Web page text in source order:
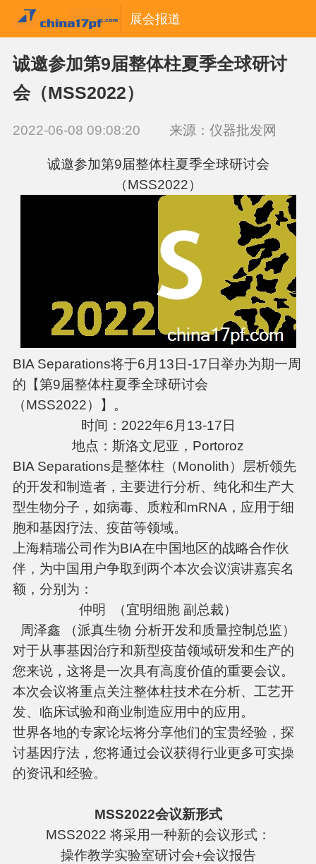
展会报道
诚邀参加第9届整体柱夏季全球研讨
会（MSS2022）
2022-06-08 09:08:20 来源：仪器批发网
诚邀参加第9届整体柱夏季全球研讨会
（MSS2022）
BIA Separations将于6月13日-17日举办为期一周
的【第9届整体柱夏季全球研讨会
（MSS2022）】。
时间：2022年6月13-17日
地点：斯洛文尼亚，Portoroz
BIA Separations是整体柱（Monolith）层析领先
的开发和制造者，主要进行分析、纯化和生产大
型生物分子，如病毒、质粒和mRNA，应用于细
胞和基因疗法、疫苗等领域。
上海精瑞公司作为BIA在中国地区的战略合作伙
伴，为中国用户争取到两个本次会议演讲嘉宾名
额，分别为：
仲明 （宜明细胞 副总裁）
周泽鑫 （派真生物 分析开发和质量控制总监）
对于从事基因治疗和新型疫苗领域研发和生产的
您来说，这将是一次具有高度价值的重要会议。
本次会议将重点关注整体柱技术在分析、工艺开
发、临床试验和商业制造应用中的应用。
世界各地的专家论坛将分享他们的宝贵经验，探
讨基因疗法，您将通过会议获得行业更多可实操
的资讯和经验。
MSS2022会议新形式
MSS2022 将采用一种新的会议形式：
操作教学实验室研讨会+会议报告